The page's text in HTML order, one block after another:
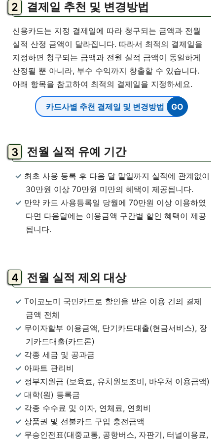
결제일 추천 및 변경방법
신용카드는 지정 결제일에 따라 청구되는 금액과 전월
실적 산정 금액이 달라집니다. 따라서 최적의 결제일을
지정하면 청구되는 금액과 전월 실적 금액이 동일하게
산정될 뿐 아니라, 부수 수익까지 창출할 수 있습니다.
아래 항목을 참고하여 최적의 결제일을 지정하세요.
카드사별 추천 결제일 및 변경방법
전월 실적 유예 기간
최초 사용 등록 후 다음 달 말일까지 실적에 관계없이
30만원 이상 70만원 미만의 혜택이 제공됩니다.
만약 카드 사용등록일 당월에 70만원 이상 이용하였
다면 다음달에는 이용금액 구간별 할인 혜택이 제공
됩니다.
전월 실적 제외 대상
T이코노미 국민카드로 할인을 받은 이용 건의 결제
금액 전체
무이자할부 이용금액, 단기카드대출(현금서비스), 장
기카드대출(카드론)
각종 세금 및 공과금
아파트 관리비
정부지원금 (보육료, 유치원보조비, 바우처 이용금액)
대학(원) 등록금
각종 수수료 및 이자, 연체료, 연회비
상품권 및 선불카드 구입 충전금액
무승인전표(대중교통, 공항버스, 자판기, 터널이용료,